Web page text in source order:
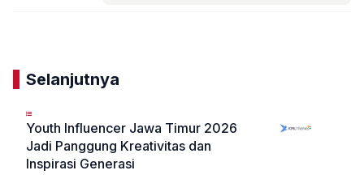
Selanjutnya
Youth Influencer Jawa Timur 2026
Jadi Panggung Kreativitas dan
Inspirasi Generasi